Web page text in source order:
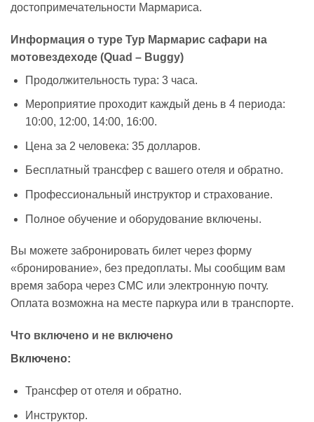
достопримечательности Мармариса.
Информация о туре Тур Мармарис сафари на
мотовездеходе (Quad – Buggy)
Продолжительность тура: 3 часа.
Мероприятие проходит каждый день в 4 периода:
10:00, 12:00, 14:00, 16:00.
Цена за 2 человека: 35 долларов.
Бесплатный трансфер с вашего отеля и обратно.
Профессиональный инструктор и страхование.
Полное обучение и оборудование включены.
Вы можете забронировать билет через форму
«бронирование», без предоплаты. Мы сообщим вам
время забора через СМС или электронную почту.
Оплата возможна на месте паркура или в транспорте.
Что включено и не включено
Включено:
Трансфер от отеля и обратно.
Инструктор.